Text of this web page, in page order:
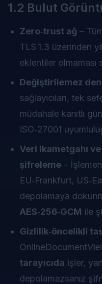
1.2 Bulut
Zero‑trust ağ –
TLS 1.3 üzerinden
eklentiler olmaması
Değiştirilemez
sağlayıcıları, tek
müdahale kanıtlı
ISO‑27001
Veri ikametgahı
şifreleme –
EU‑Frankfurt,
depolamaya
AES‑256‑GCM ile
Gizlilik‑öncelikli
tarayıcıda işler,
depolamazsanız